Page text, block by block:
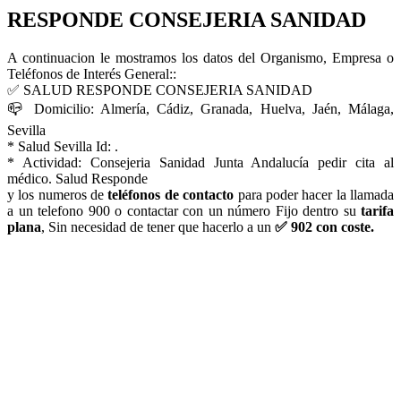
RESPONDE CONSEJERIA SANIDAD
A continuacion le mostramos los datos del Organismo, Empresa o
Teléfonos de Interés General::
✅ SALUD RESPONDE CONSEJERIA SANIDAD
📪 Domicilio: Almería, Cádiz, Granada, Huelva, Jaén, Málaga,
Sevilla
* Salud Sevilla Id: .
* Actividad: Consejeria Sanidad Junta Andalucía pedir cita al
médico. Salud Responde
y los numeros deteléfonos de contacto para poder hacer la llamada
a un telefono 900 o contactar con un número Fijo dentro su tarifa
plana, Sin necesidad de tener que hacerlo a un ✅ 902 con coste.